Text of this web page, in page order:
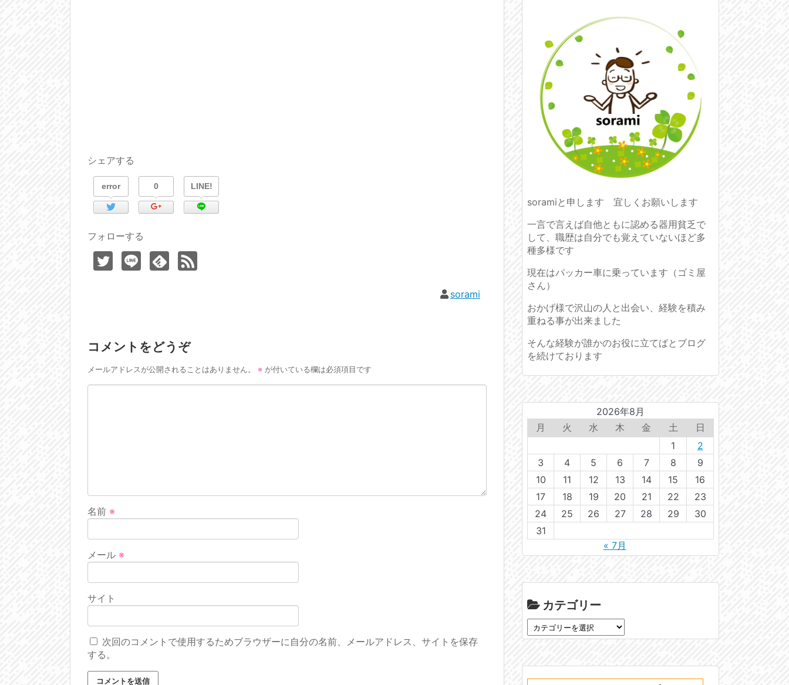
シェアする
error 0 LINE!
フォローする
sorami
コメントをどうぞ
メールアドレスが公開されることはありません。 ※ が付いている欄は必須項目です
名前 ※
メール ※
サイト
次回のコメントで使用するためブラウザーに自分の名前、メールアドレス、サイトを保存
する。
soramiと申します 宜しくお願いします
一言で言えば自他ともに認める器用貧乏で
して、職歴は自分でも覚えていないほど多
種多様です
現在はパッカー車に乗っています（ゴミ屋
さん）
おかげ様で沢山の人と出会い、経験を積み
重ねる事が出来ました
そんな経験が誰かのお役に立てばとブログ
を続けております
2026年8月
月
火 水 木 金 土
日
1
2
3
4 5 6 7 8
9
10
11 12 13 14 15
16
17
18 19 20 21 22
23
24
25 26 27 28 29
30
31
« 7月
カテゴリー